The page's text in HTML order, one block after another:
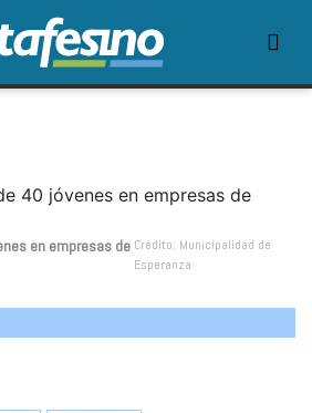
en empresas de Crédito: Municipalidad de
Esperanza